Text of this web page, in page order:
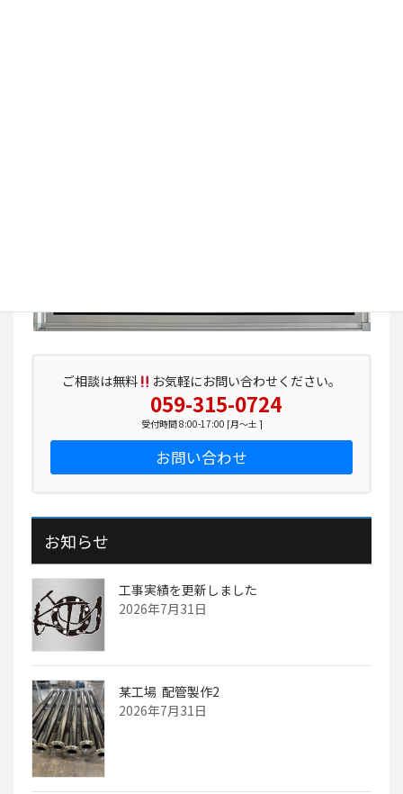
ご相談は無料 お気軽にお問い合わせください。
059-315-0724
受付時間 8:00-17:00 [月～土 ]
お問い合わせ
お知らせ
工事実績を更新しました
2026年7月31日
某工場 配管製作2
2026年7月31日